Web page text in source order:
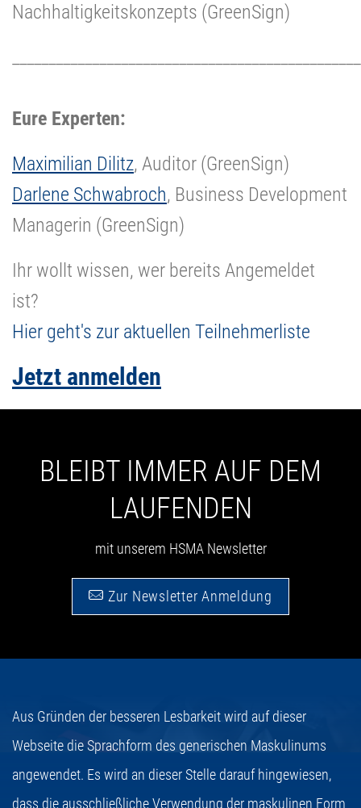
Nachhaltigkeitskonzepts (GreenSign)
Eure Experten:
Maximilian Dilitz, Auditor (GreenSign)
Darlene Schwabroch, Business Development
Managerin (GreenSign)
Ihr wollt wissen, wer bereits Angemeldet
ist?
Hier geht's zur aktuellen Teilnehmerliste
Jetzt anmelden
BLEIBT IMMER AUF DEM
LAUFENDEN
mit unserem HSMA Newsletter
Zur Newsletter Anmeldung
Aus Gründen der besseren Lesbarkeit wird auf dieser
Webseite die Sprachform des generischen Maskulinums
angewendet. Es wird an dieser Stelle darauf hingewiesen,
dass die ausschließliche Verwendung der maskulinen Form